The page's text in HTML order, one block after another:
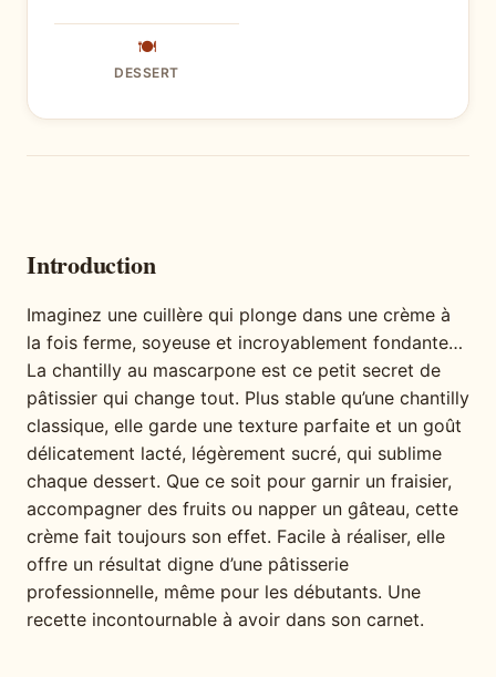
🍽
DESSERT
Introduction
Imaginez une cuillère qui plonge dans une crème à
la fois ferme, soyeuse et incroyablement fondante…
La chantilly au mascarpone est ce petit secret de
pâtissier qui change tout. Plus stable qu’une chantilly
classique, elle garde une texture parfaite et un goût
délicatement lacté, légèrement sucré, qui sublime
chaque dessert. Que ce soit pour garnir un fraisier,
accompagner des fruits ou napper un gâteau, cette
crème fait toujours son effet. Facile à réaliser, elle
offre un résultat digne d’une pâtisserie
professionnelle, même pour les débutants. Une
recette incontournable à avoir dans son carnet.